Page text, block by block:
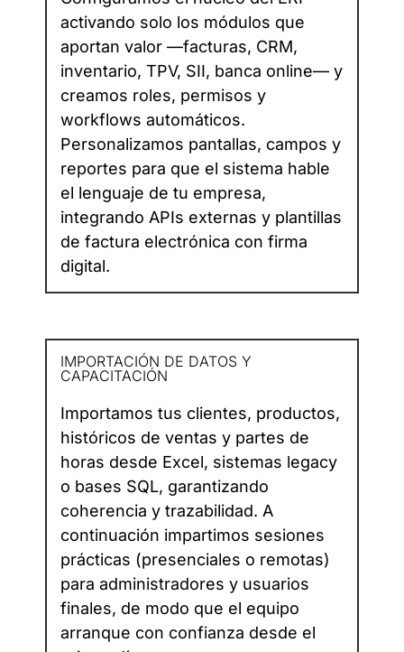
activando solo los módulos que
aportan valor —facturas, CRM,
inventario, TPV, SII, banca online— y
creamos roles, permisos y
workflows automáticos.
Personalizamos pantallas, campos y
reportes para que el sistema hable
el lenguaje de tu empresa,
integrando APIs externas y plantillas
de factura electrónica con firma
digital.
IMPORTACIÓN DE DATOS Y
CAPACITACIÓN
Importamos tus clientes, productos,
históricos de ventas y partes de
horas desde Excel, sistemas legacy
o bases SQL, garantizando
coherencia y trazabilidad. A
continuación impartimos sesiones
prácticas (presenciales o remotas)
para administradores y usuarios
finales, de modo que el equipo
arranque con confianza desde el